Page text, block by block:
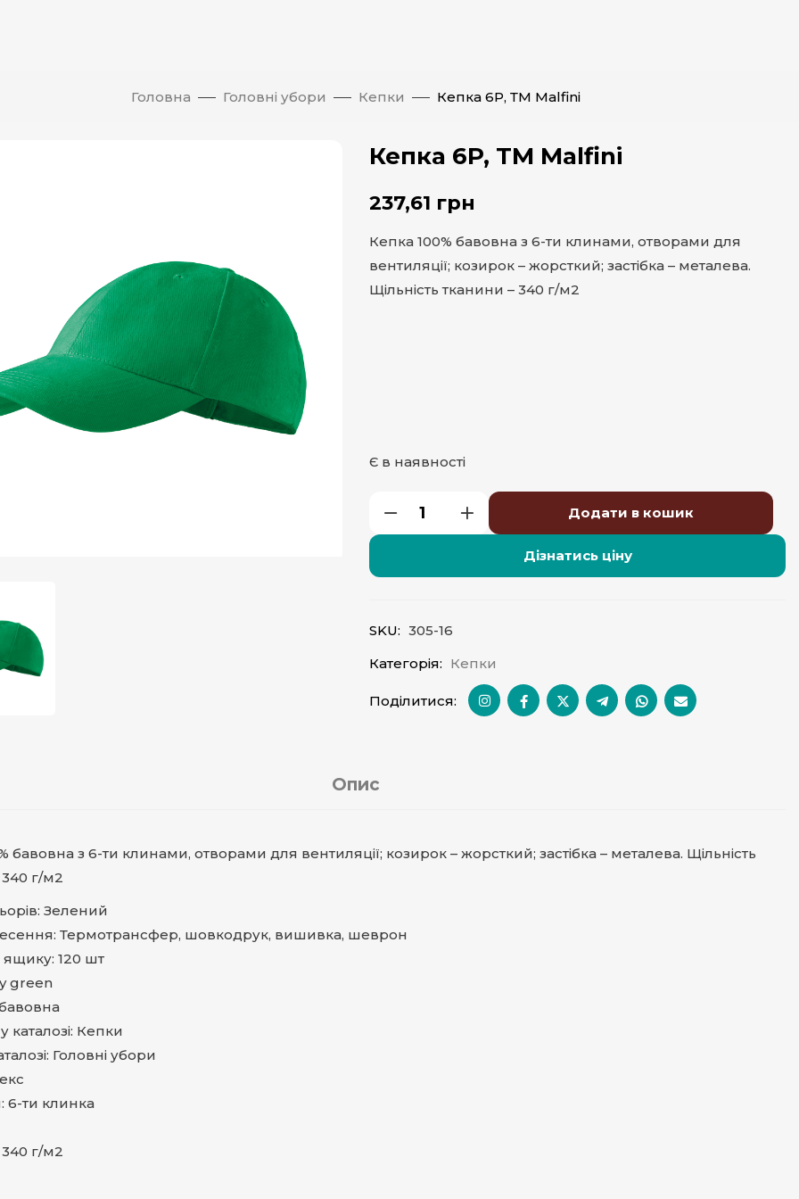
Головна Головні убори Кепки Кепка 6P, ТМ Malfini
Кепка 6P, ТМ Malfini
237,61 грн
Кепка 100% бавовна з 6-ти клинами, отворами для
вентиляції; козирок – жорсткий; застібка – металева.
Щільність тканини – 340 г/м2
Є в наявності
Додати в кошик
Дізнатись ціну
SKU: 305-16
Категорія: Кепки
Поділитися:
Опис
бавовна з 6-ти клинами, отворами для вентиляції; козирок – жорсткий; застібка – металева. Щільність
г/м2
Зелений
Термотрансфер, шовкодрук, вишивка, шеврон
ящику: 120 шт
green
каталозі: Кепки
Головні убори
6-ти клинка
340 г/м2